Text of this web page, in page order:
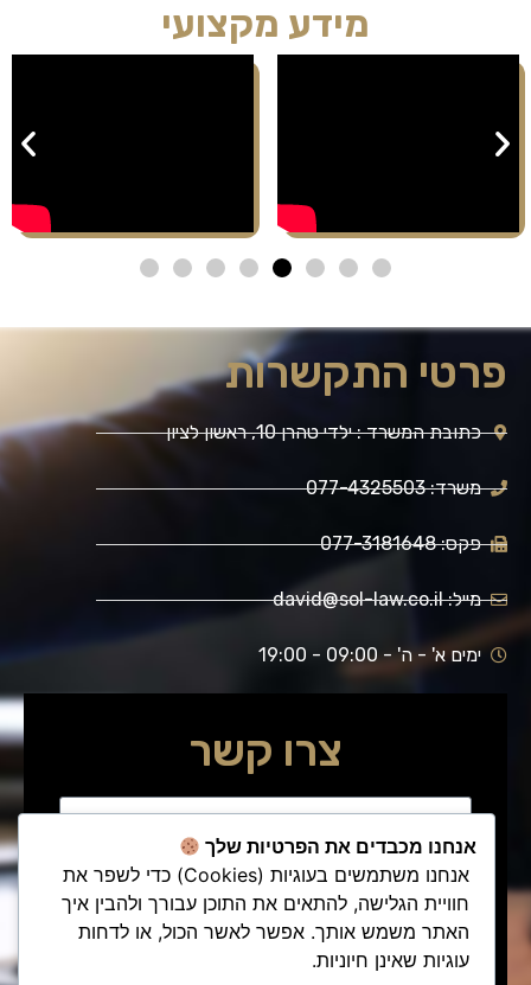
מידע מקצועי
פרטי התקשרות
כתובת המשרד : ילדי טהרן 10, ראשון לציון
משרד: 077-4325503
פקס: 077-3181648
מייל: david@sol-law.co.il
ימים א' - ה' - 09:00 - 19:00
צרו קשר
אנחנו מכבדים את הפרטיות שלך
אנחנו משתמשים בעוגיות (Cookies) כדי לשפר את
חוויית הגלישה, להתאים את התוכן עבורך ולהבין איך
האתר משמש אותך. אפשר לאשר הכול, או לדחות
עוגיות שאינן חיוניות.